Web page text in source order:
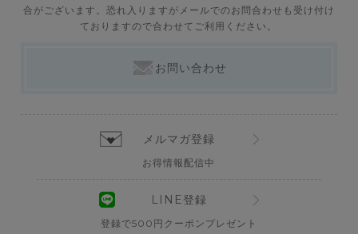
合がございます。恐れ入りますがメールでのお問合わせも受け付け
ておりますので合わせてご利用ください。
お問い合わせ
メルマガ登録
お得情報配信中
LINE登録
登録で500円クーポンプレゼント